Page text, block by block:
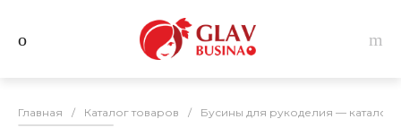
Главная / Каталог товаров / Бусины для рукоделия — каталог